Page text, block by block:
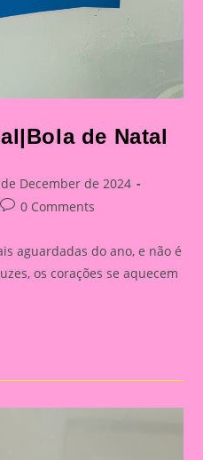
de Natal
December de 2024
Post0 Comments
aguardadas do ano, e não é
os corações se aquecem